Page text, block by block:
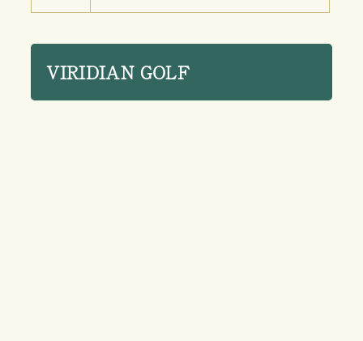
VIRIDIAN GOLF